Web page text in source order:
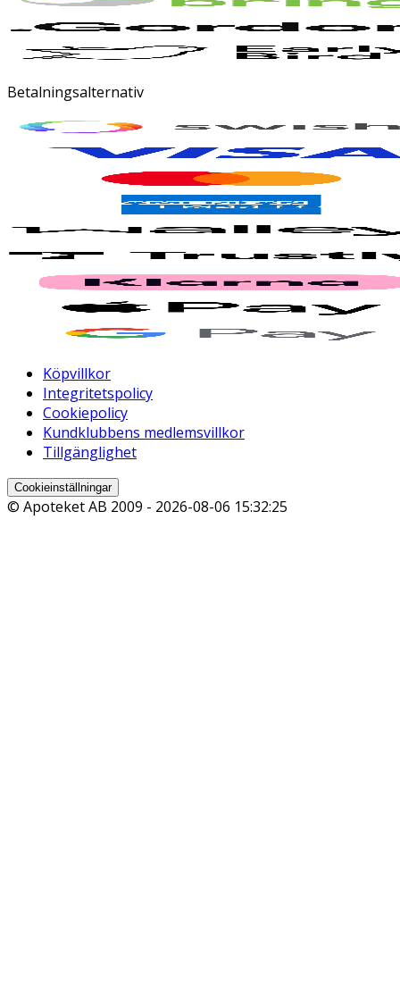
Betalningsalternativ
Köpvillkor
Integritetspolicy
Cookiepolicy
Kundklubbens medlemsvillkor
Tillgänglighet
Cookieinställningar
© Apoteket AB 2009 - 2026-08-06 15:32:25